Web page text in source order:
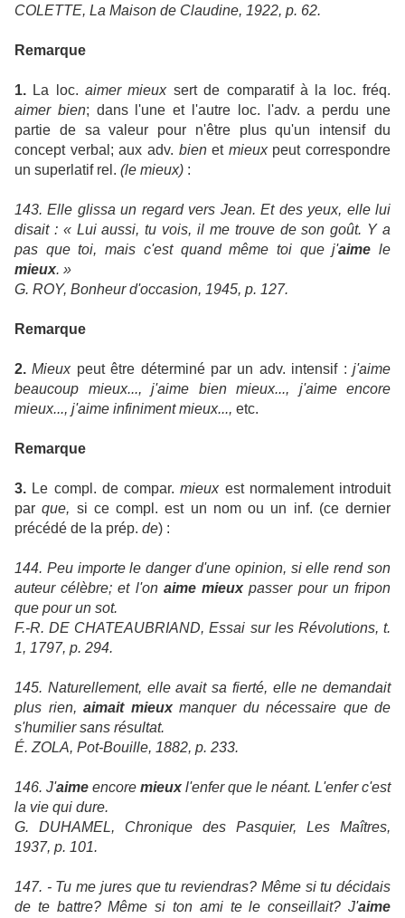
COLETTE, La Maison de Claudine, 1922, p. 62.
Remarque
1. La loc.aimer mieuxsert de comparatif à la loc. fréq.
aimer bien; dans l'une et l'autre loc. l'adv. a perdu une
partie de sa valeur pour n'être plus qu'un intensif du
concept verbal; aux adv. bienet mieuxpeut correspondre
un superlatif rel. (le mieux) :
143. Elle glissa un regard vers Jean. Et des yeux, elle lui
disait : « Lui aussi, tu vois, il me trouve de son goût. Y a
pas que toi, mais c'est quand même toi que j'aime le
mieux. »
G. ROY, Bonheur d'occasion, 1945, p. 127.
Remarque
2. Mieuxpeut être déterminé par un adv. intensif :j'aime
beaucoup mieux..., j'aime bien mieux..., j'aime encore
mieux..., j'aime infiniment mieux..., etc.
Remarque
3. Le compl. de compar.mieuxest normalement introduit
parque, si ce compl. est un nom ou un inf. (ce dernier
précédé de la prép. de) :
144. Peu importe le danger d'une opinion, si elle rend son
auteur célèbre; et l'on aime mieux passer pour un fripon
que pour un sot.
F.-R. DE CHATEAUBRIAND, Essai sur les Révolutions, t.
1, 1797, p. 294.
145. Naturellement, elle avait sa fierté, elle ne demandait
plus rien, aimait mieuxmanquer du nécessaire que de
s'humilier sans résultat.
É. ZOLA, Pot-Bouille, 1882, p. 233.
146. J'aime encore mieux l'enfer que le néant. L'enfer c'est
la vie qui dure.
G. DUHAMEL, Chronique des Pasquier, Les Maîtres,
1937, p. 101.
147. - Tu me jures que tu reviendras? Même si tu décidais
de te battre? Même si ton ami te le conseillait? J'aime